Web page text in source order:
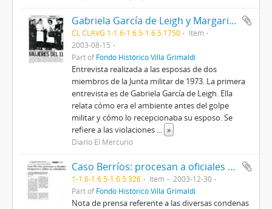
Gabriela García de Leigh y Margarita Riofrío de Merino. Mujeres del 11
CL CLAVG 1-1.6-1.6.5-1.6.5.1750
Item
2003-08-15
Part ofFondo Histórico Villa Grimaldi
Entrevista realizada a las esposas de dos
miembros de la Junta militar de 1973. La primera
entrevista es de Gabriela García de Leigh. Ella
relata cómo era el ambiente antes del golpe
militar y cómo lo recepcionaba su esposo. Se
refiere a las violaciones ... »
Diario El Mercurio
Caso Berríos: procesan a oficiales uruguayos y piden su extradición
1-1.6-1.6.5-1.6.5.326 Item
2003-12-30
Part ofFondo Histórico Villa Grimaldi
Nota de prensa referente a las diversas condenas